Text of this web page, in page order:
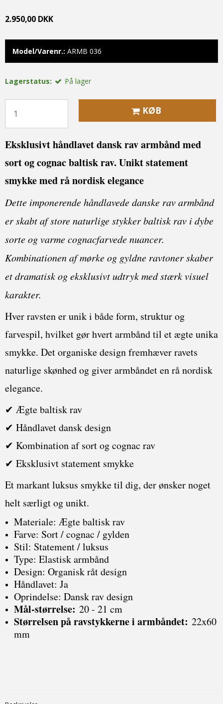
2.950,00 DKK
Model/Varenr.: ARMB 036
Lagerstatus: På lager
KØB
Eksklusivt håndlavet dansk rav armbånd med
sort og cognac baltisk rav. Unikt statement
smykke med rå nordisk elegance
Dette imponerende håndlavede danske rav armbånd
er skabt af store naturlige stykker baltisk rav i dybe
sorte og varme cognacfarvede nuancer.
Kombinationen af mørke og gyldne ravtoner skaber
et dramatisk og eksklusivt udtryk med stærk visuel
karakter.
Hver ravsten er unik i både form, struktur og
farvespil, hvilket gør hvert armbånd til et ægte unika
smykke. Det organiske design fremhæver ravets
naturlige skønhed og giver armbåndet en rå nordisk
elegance.
✔ Ægte baltisk rav
✔ Håndlavet dansk design
✔ Kombination af sort og cognac rav
✔ Eksklusivt statement smykke
Et markant luksus smykke til dig, der ønsker noget
helt særligt og unikt.
Materiale: Ægte baltisk rav
Farve: Sort / cognac / gylden
Stil: Statement / luksus
Type: Elastisk armbånd
Design: Organisk råt design
Håndlavet: Ja
Oprindelse: Dansk rav design
Mål-størrelse: 20 - 21 cm
Størrelsen på ravstykkerne i armbåndet: 22x60
mm